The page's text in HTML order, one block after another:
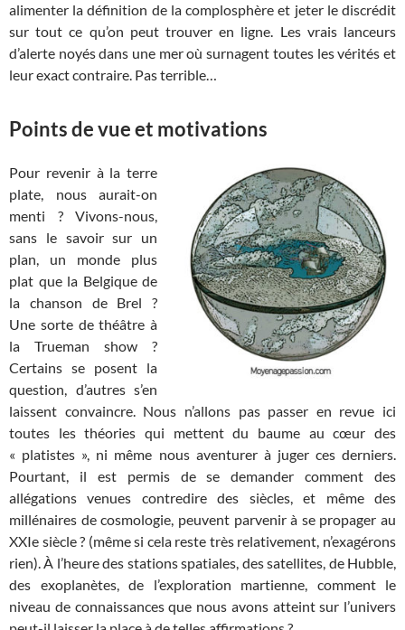
alimenter la définition de la complosphère et jeter le discrédit
sur tout ce qu’on peut trouver en ligne. Les vrais lanceurs
d’alerte noyés dans une mer où surnagent toutes les vérités et
leur exact contraire. Pas terrible…
Points de vue et motivations
Pour revenir à la terre
plate, nous aurait-on
menti ? Vivons-nous,
sans le savoir sur un
plan, un monde plus
plat que la Belgique de
la chanson de Brel ?
Une sorte de théâtre à
la Trueman show ?
Certains se posent la
question, d’autres s’en
laissent convaincre. Nous n’allons pas passer en revue ici
toutes les théories qui mettent du baume au cœur des
« platistes », ni même nous aventurer à juger ces derniers.
Pourtant, il est permis de se demander comment des
allégations venues contredire des siècles, et même des
millénaires de cosmologie, peuvent parvenir à se propager au
XXIe siècle ? (même si cela reste très relativement, n’exagérons
rien). À l’heure des stations spatiales, des satellites, de Hubble,
des exoplanètes, de l’exploration martienne, comment le
niveau de connaissances que nous avons atteint sur l’univers